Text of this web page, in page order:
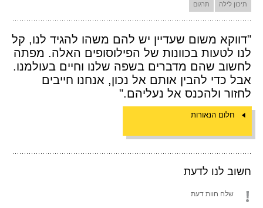
תיכון לילה תרגום
"דווקא משום שעדיין יש להם משהו להגיד לנו, קל
לנו לטעות בכוונות של הפילוסופים האלה. מפתה
לחשוב שהם מדברים בשפה שלנו וחיים בעולמנו.
אבל כדי להבין אותם אל נכון, אנחנו חייבים
לחזור ולהכנס אל נעליהם."
חלום הנאורות
חשוב לנו לדעת
שלח חוות דעת